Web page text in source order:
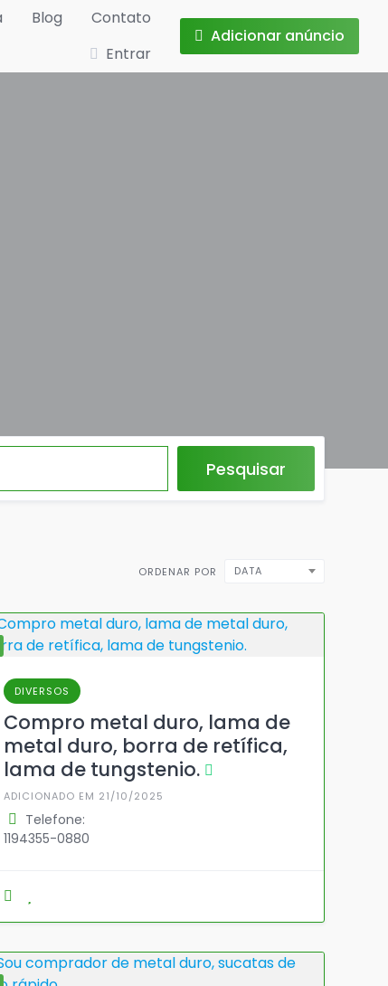
Blog
Contato
Entrar
Adicionar anúncio
Pesquisar
ORDENAR POR DATA
DIVERSOS
Compro metal duro, lama de
metal duro, borra de retífica,
lama de tungstenio.
ADICIONADO EM 21/10/2025
Telefone:
1194355-0880